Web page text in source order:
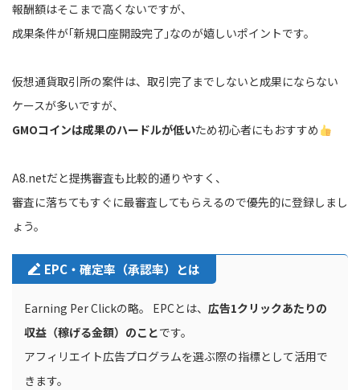
報酬額はそこまで高くないですが、
成果条件が｢新規口座開設完了｣なのが嬉しいポイントです。
仮想通貨取引所の案件は、取引完了までしないと成果にならない
ケースが多いですが、
GMOコインは成果のハードルが低いため初心者にもおすすめ
A8.netだと提携審査も比較的通りやすく、
審査に落ちてもすぐに最審査してもらえるので優先的に登録しまし
ょう。
EPC・確定率（承認率）とは
Earning Per Clickの略。 EPCとは、 広告1クリックあたりの
収益（稼げる金額）のことです。
アフィリエイト広告プログラムを選ぶ際の指標として活用で
きます。